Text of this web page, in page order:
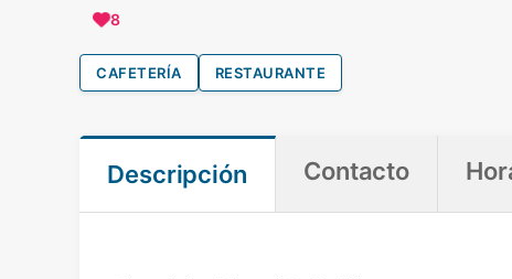
8
CAFETERÍA RESTAURANTE
Descripción Contacto